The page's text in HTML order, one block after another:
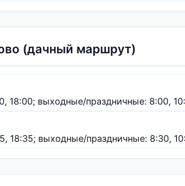
(дачный маршрут)
18:00; выходные/праздничные: 8:00,
18:35; выходные/праздничные: 8:30,